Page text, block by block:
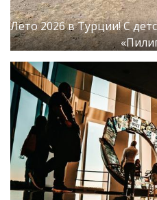
Лето 2026 в Турции! С